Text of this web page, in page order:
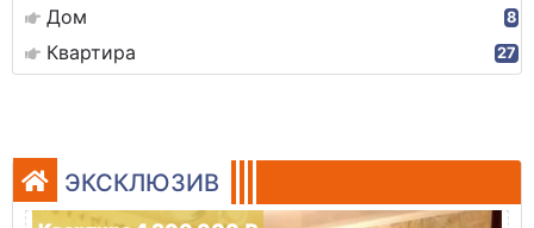
Дом 8
Квартира 27
ЭКСКЛЮЗИВ